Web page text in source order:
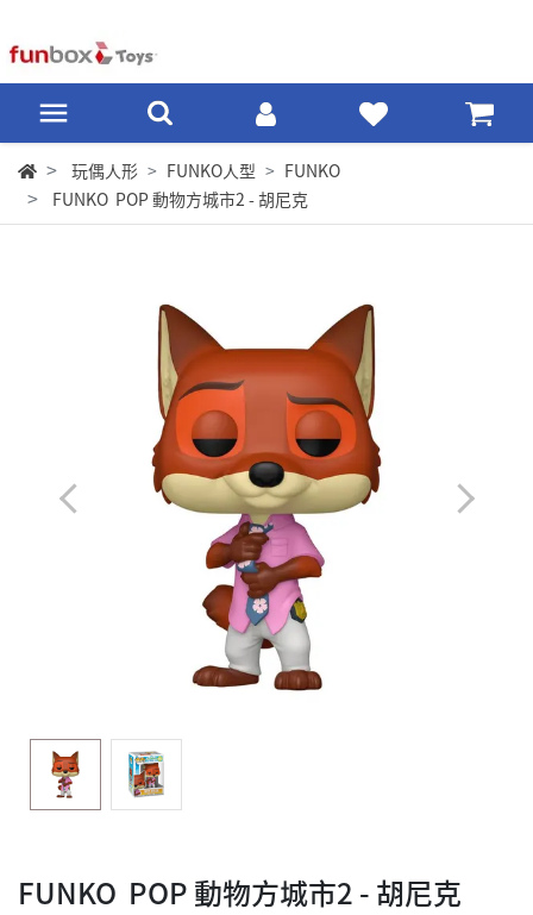
玩偶人形 FUNKO人型
FUNKO
FUNKO POP 動物方城市2 - 胡尼克
FUNKO POP 動物方城市2 - 胡尼克